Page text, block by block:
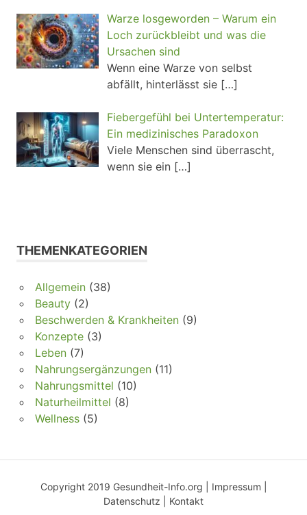
Warze losgeworden – Warum ein
Loch zurückbleibt und was die
Ursachen sind
Wenn eine Warze von selbst
abfällt, hinterlässt sie […]
Fiebergefühl bei Untertemperatur:
Ein medizinisches Paradoxon
Viele Menschen sind überrascht,
wenn sie ein […]
THEMENKATEGORIEN
Allgemein(38)
Beauty(2)
Beschwerden & Krankheiten(9)
Konzepte(3)
Leben(7)
Nahrungsergänzungen(11)
Nahrungsmittel (10)
Naturheilmittel (8)
Wellness(5)
Copyright 2019 Gesundheit-Info.org | Impressum
Datenschutz
Kontakt